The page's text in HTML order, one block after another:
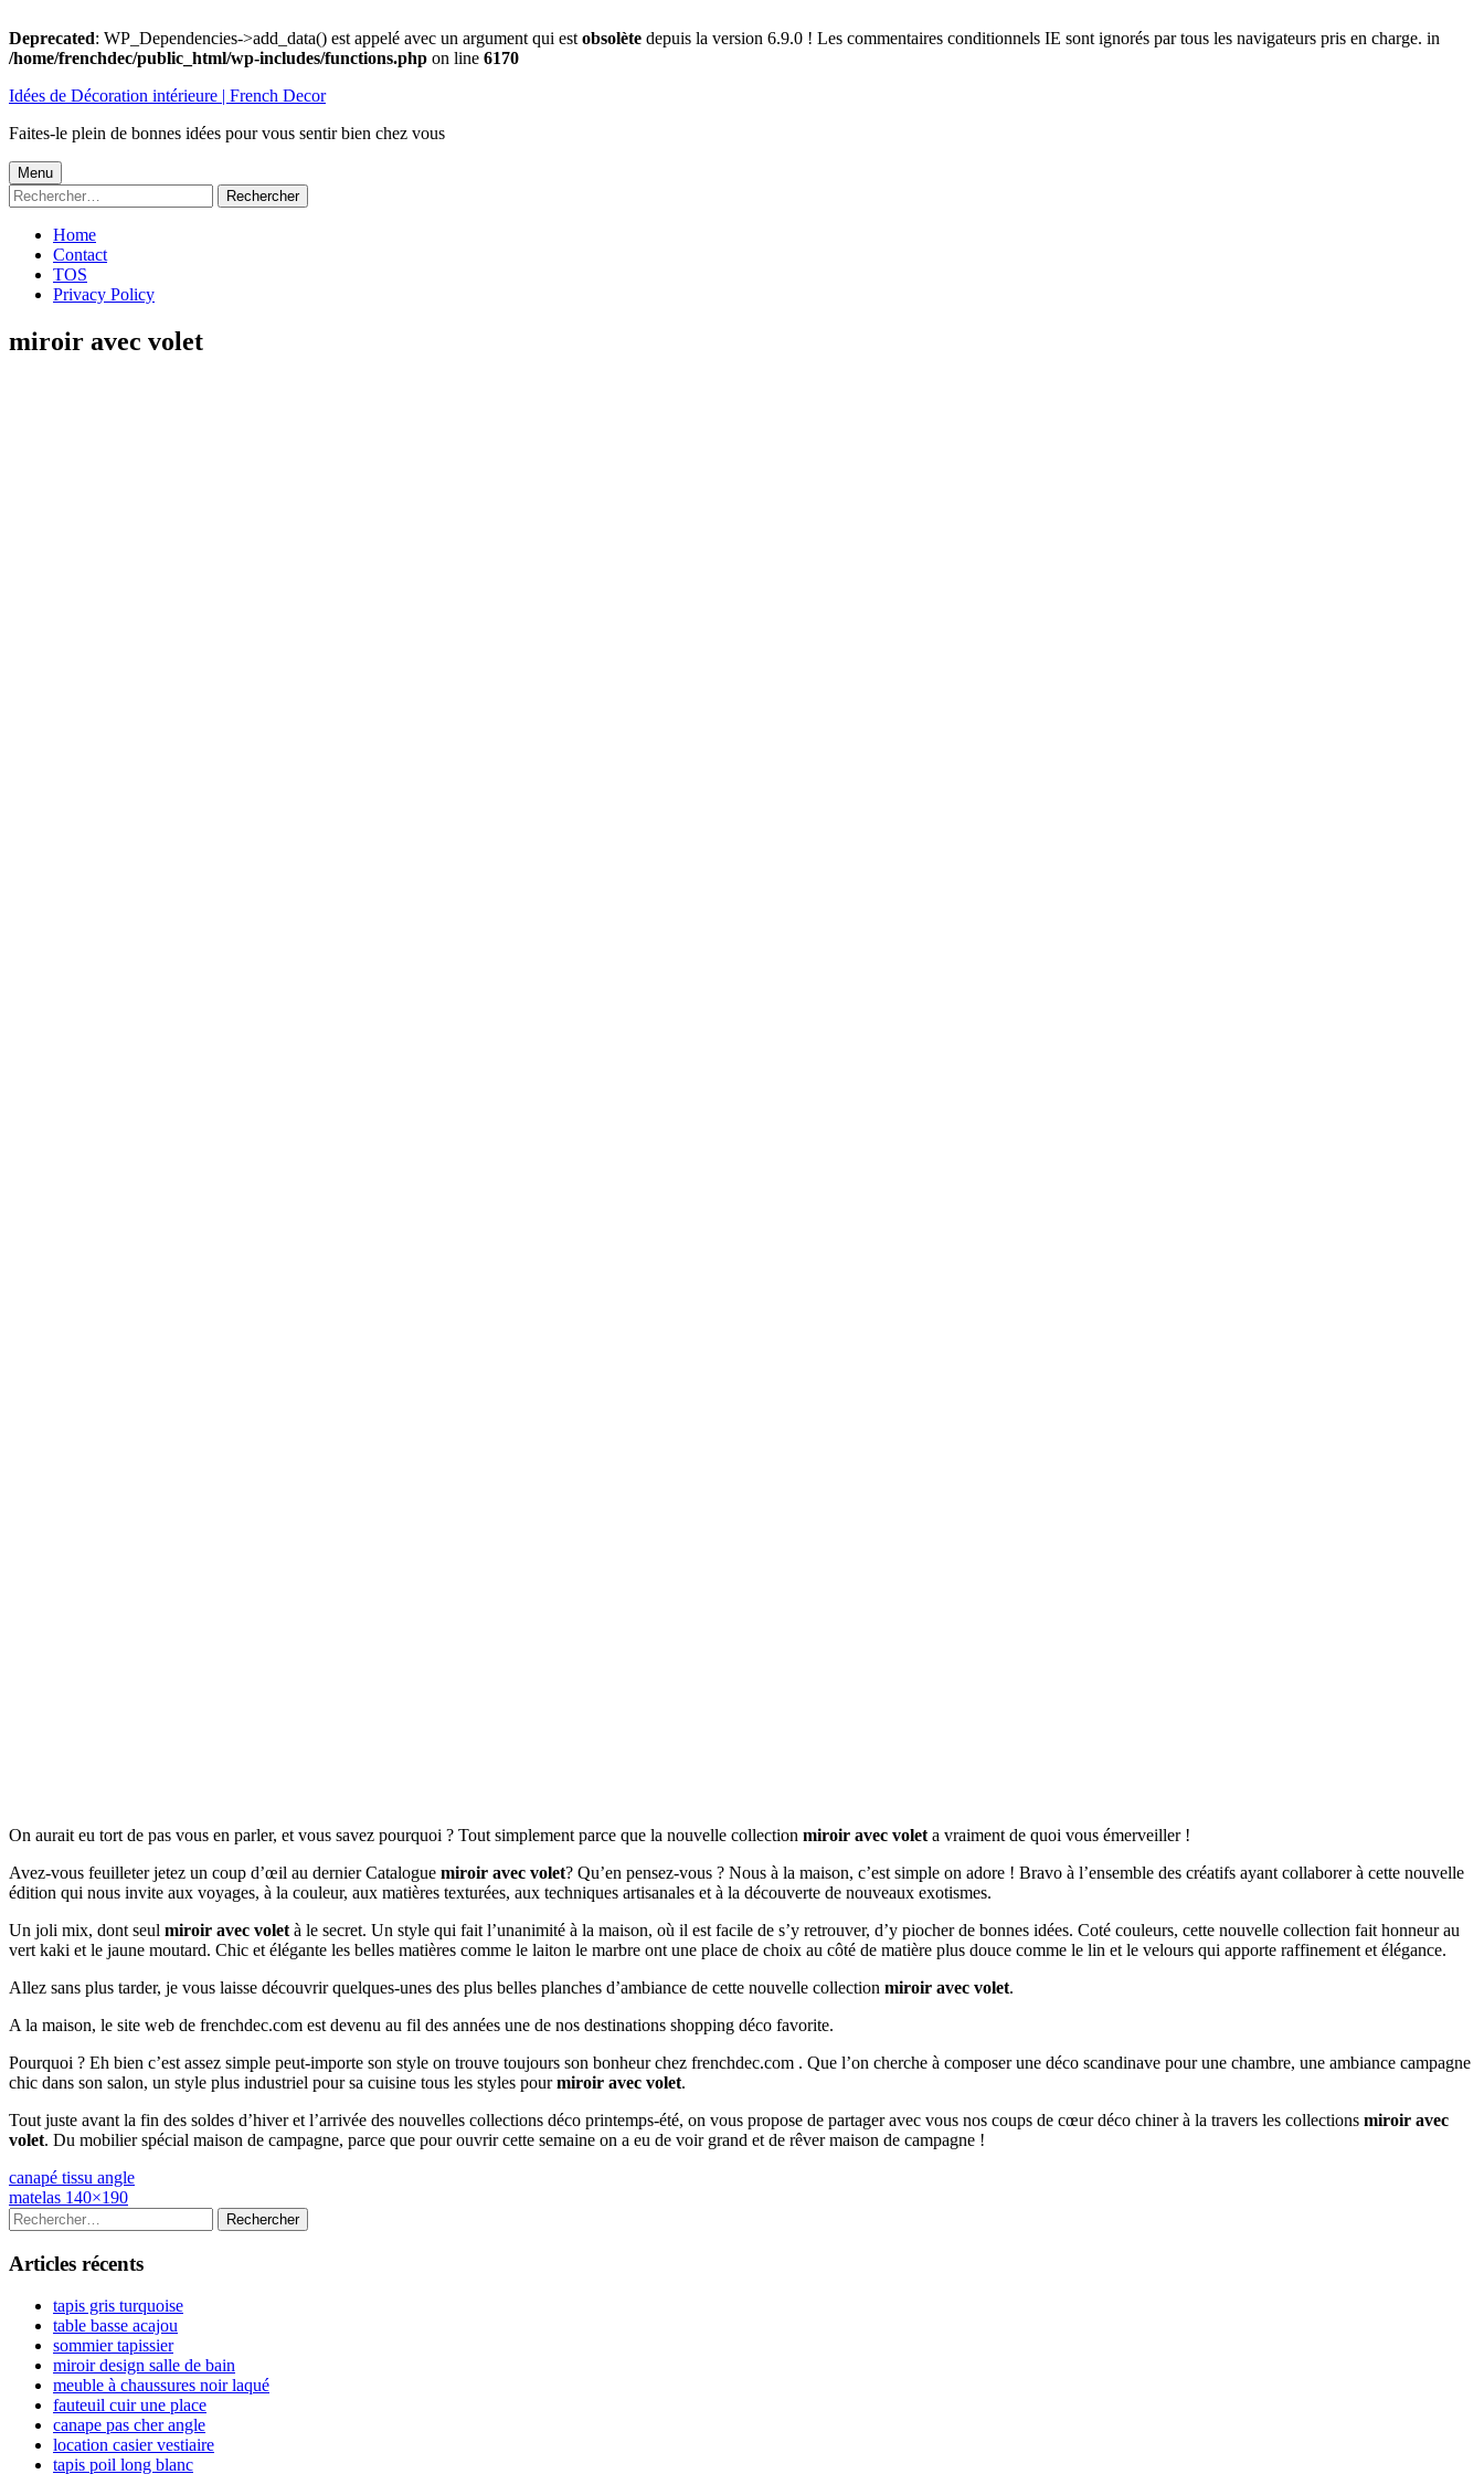
Deprecated: WP_Dependencies->add_data() est appelé avec un argument qui est obsolète depuis la version 6.9.0 ! Les commentaires conditionnels IE sont ignorés par tous les navigateurs pris en charge. in
/home/frenchdec/public_html/wp-includes/functions.php on line 6170
au
Idées de Décoration intérieure | French Decor
Faites-le plein de bonnes idées pour vous sentir bien chez vous
Menu
principal
Menu
Rechercher :
Home
Contact
TOS
Privacy Policy
miroir avec volet
On aurait eu tort de pas vous en parler, et vous savez pourquoi ? Tout simplement parce que la nouvelle collection miroir avec volet a vraiment de quoi vous émerveiller !
Avez-vous feuilleter jetez un coup d’œil au dernier Catalogue miroir avec volet? Qu’en pensez-vous ? Nous à la maison, c’est simple on adore ! Bravo à l’ensemble des créatifs ayant collaborer à cette nouvelle
édition qui nous invite aux voyages, à la couleur, aux matières texturées, aux techniques artisanales et à la découverte de nouveaux exotismes.
Un joli mix, dont seul miroir avec volet à le secret. Un style qui fait l’unanimité à la maison, où il est facile de s’y retrouver, d’y piocher de bonnes idées. Coté couleurs, cette nouvelle collection fait honneur au
vert kaki et le jaune moutard. Chic et élégante les belles matières comme le laiton le marbre ont une place de choix au côté de matière plus douce comme le lin et le velours qui apporte raffinement et élégance.
Allez sans plus tarder, je vous laisse découvrir quelques-unes des plus belles planches d’ambiance de cette nouvelle collection miroir avec volet.
A la maison, le site web de frenchdec.com est devenu au fil des années une de nos destinations shopping déco favorite.
Pourquoi ? Eh bien c’est assez simple peut-importe son style on trouve toujours son bonheur chez frenchdec.com . Que l’on cherche à composer une déco scandinave pour une chambre, une ambiance campagne
chic dans son salon, un style plus industriel pour sa cuisine tous les styles pourmiroir avec volet.
Tout juste avant la fin des soldes d’hiver et l’arrivée des nouvelles collections déco printemps-été, on vous propose de partager avec vous nos coups de cœur déco chiner à la travers les collections miroir avec
volet. Du mobilier spécial maison de campagne, parce que pour ouvrir cette semaine on a eu de voir grand et de rêver maison de campagne !
Navigation
de
l’article
Previous
article:
canapé tissu angle
Next
article:
matelas 140×190
Colonne
latérale
principale
Rechercher :
Articles récents
tapis gris turquoise
table basse acajou
sommier tapissier
miroir design salle de bain
meuble à chaussures noir laqué
fauteuil cuir une place
canape pas cher angle
location casier vestiaire
tapis poil long blanc